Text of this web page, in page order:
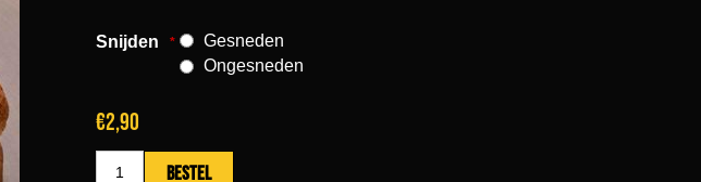
Snijden *
Gesneden
Ongesneden
€2,90